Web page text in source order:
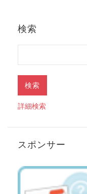
検索
詳細検索
スポンサー